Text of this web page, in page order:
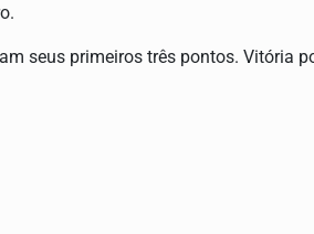
seus primeiros três pontos. Vitória